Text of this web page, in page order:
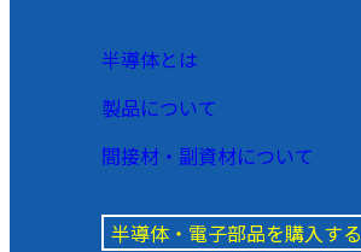
半導体とは
製品について
間接材・副資材について
半導体・電子部品を購入する